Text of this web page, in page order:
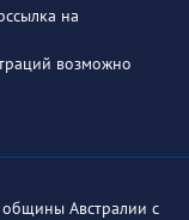
на
возможно
Австралии с